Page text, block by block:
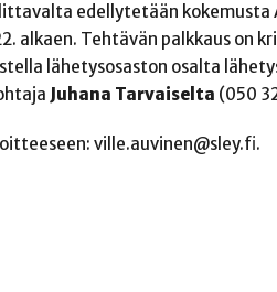
edellytetään kokemusta
alkaen. Tehtävän palkkaus on
lähetysosaston osalta
Juhana Tarvaiselta (050
ville.auvinen@sley.fi.